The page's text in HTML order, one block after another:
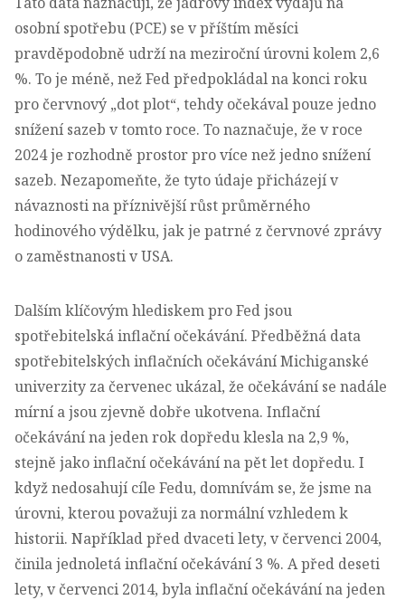
osobní spotřebu (PCE) se v příštím měsíci
pravděpodobně udrží na meziroční úrovni kolem 2,6
%. To je méně, než Fed předpokládal na konci roku
pro červnový „dot plot“, tehdy očekával pouze jedno
snížení sazeb v tomto roce. To naznačuje, že v roce
2024 je rozhodně prostor pro více než jedno snížení
sazeb. Nezapomeňte, že tyto údaje přicházejí v
návaznosti na příznivější růst průměrného
hodinového výdělku, jak je patrné z červnové zprávy
o zaměstnanosti v USA.
Dalším klíčovým hlediskem pro Fed jsou
spotřebitelská inflační očekávání. Předběžná data
spotřebitelských inflačních očekávání Michiganské
univerzity za červenec ukázal, že očekávání se nadále
mírní a jsou zjevně dobře ukotvena. Inflační
očekávání na jeden rok dopředu klesla na 2,9 %,
stejně jako inflační očekávání na pět let dopředu. I
když nedosahují cíle Fedu, domnívám se, že jsme na
úrovni, kterou považuji za normální vzhledem k
historii. Například před dvaceti lety, v červenci 2004,
činila jednoletá inflační očekávání 3 %. A před deseti
lety, v červenci 2014, byla inflační očekávání na jeden